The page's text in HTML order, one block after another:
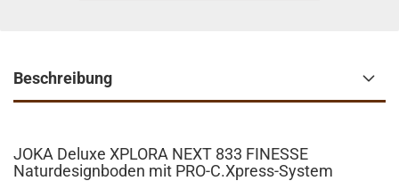
Beschreibung
JOKA Deluxe XPLORA NEXT 833 FINESSE
Naturdesignboden mit PRO-C.Xpress-System